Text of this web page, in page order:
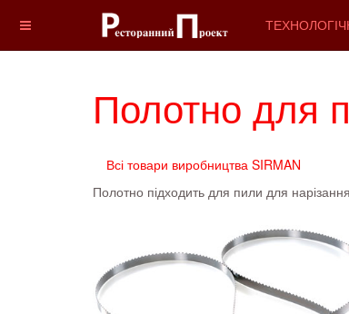
Полотно для
Всі товари виробництва SIRMAN
Полотно підходить для пили для